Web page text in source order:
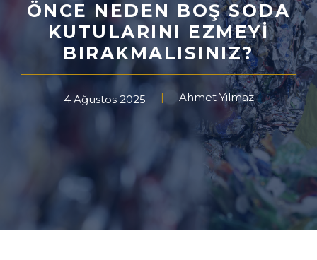
ÖNCE NEDEN BOŞ SODA
KUTULARINI EZMEYI
BIRAKMALISINIZ?
4 Ağustos 2025 Ahmet Yılmaz